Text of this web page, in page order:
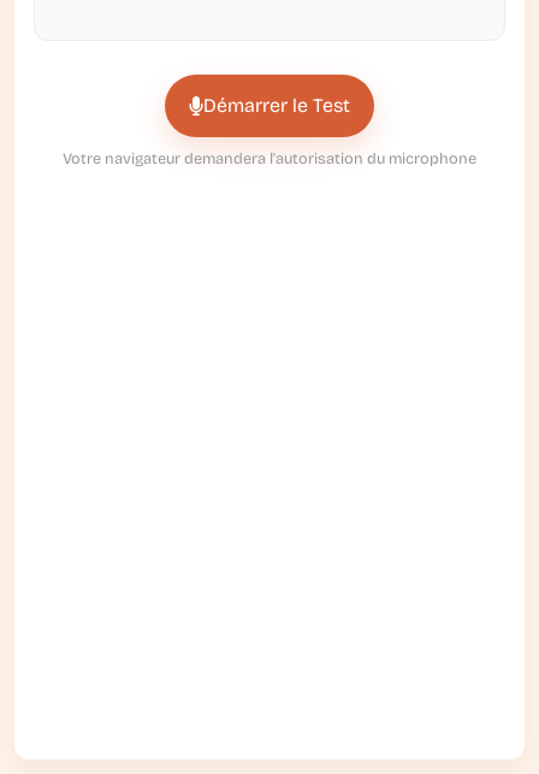
Démarrer le Test
Votre navigateur demandera l'autorisation du microphone